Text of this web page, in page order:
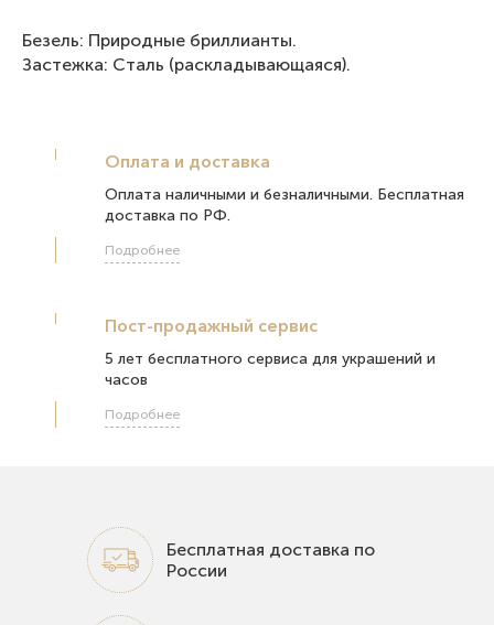
Безель: Природные бриллианты.
Застежка: Сталь (раскладывающаяся).
Оплата и доставка
Оплата наличными и безналичными. Бесплатная
доставка по РФ.
Подробнее
Пост-продажный сервис
5 лет бесплатного сервиса для украшений и
часов
Подробнее
Бесплатная доставка по
России